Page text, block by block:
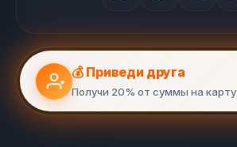
💰 Приведи друга
Получи 20% от суммы на карту